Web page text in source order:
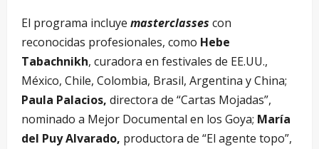
El programa incluye masterclasses con
reconocidas profesionales, como Hebe
Tabachnikh, curadora en festivales de EE.UU.,
México, Chile, Colombia, Brasil, Argentina y China;
Paula Palacios, directora de “Cartas Mojadas”,
nominado a Mejor Documental en los Goya; María
del Puy Alvarado, productora de “El agente topo”,